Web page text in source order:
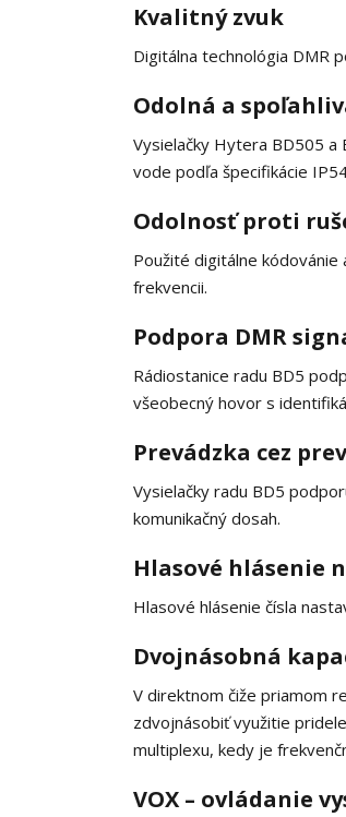
Kvalitný zvuk
Digitálna technológia DMR
Odolná a
Vysielačky Hytera BD505 a
vode podľa špecifikácie
Odolnosť proti
Použité digitálne
frekvencii.
Podpora DMR
Rádiostanice radu BD5
všeobecný hovor s
Prevádzka cez
Vysielačky radu BD5
komunikačný dosah.
Hlasové hlásenie
Hlasové hlásenie čísla
Dvojnásobná
V direktnom čiže priamom
zdvojnásobiť využitie
multiplexu, kedy je
VOX – ovládanie